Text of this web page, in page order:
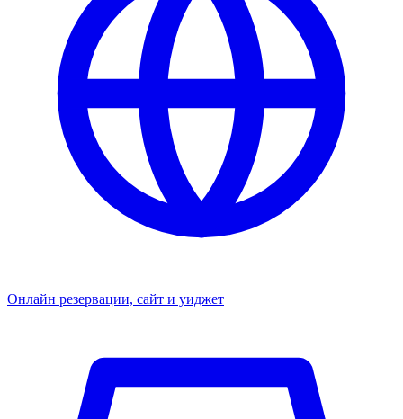
Онлайн резервации, сайт и уиджет